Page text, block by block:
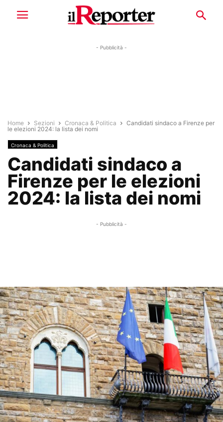
- Pubblicità -
Home Sezioni Cronaca & Politica
Candidati sindaco a Firenze per
le elezioni 2024: la lista dei nomi
Cronaca & Politica
Candidati sindaco a
Firenze per le elezioni
2024: la lista dei nomi
- Pubblicità -